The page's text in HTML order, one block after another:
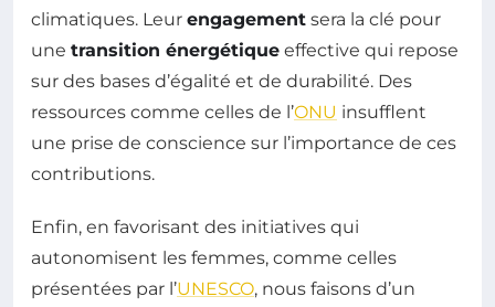
climatiques. Leur engagement sera la clé pour
une transition énergétique effective qui repose
sur des bases d’égalité et de durabilité. Des
ressources comme celles de l’ONU insufflent
une prise de conscience sur l’importance de ces
contributions.
Enfin, en favorisant des initiatives qui
autonomisent les femmes, comme celles
présentées par l’UNESCO, nous faisons d’un